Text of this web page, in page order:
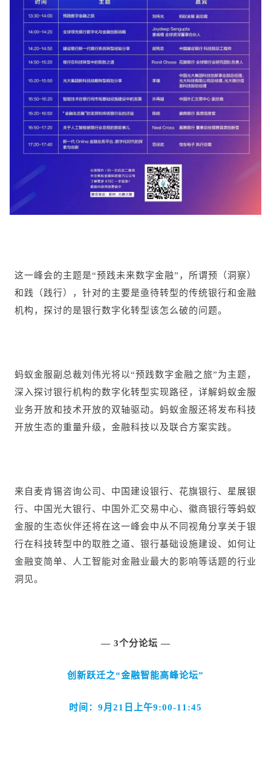
这一峰会的主题是“预践未来数字金融”，所谓预（洞察）
和践（践行），针对的主要是亟待转型的传统银行和金融
机构，探讨的是银行数字化转型该怎么破的问题。
蚂蚁金服副总裁刘伟光将以“预践数字金融之旅”为主题，
深入探讨银行机构的数字化转型实现路径，详解蚂蚁金服
业务开放和技术开放的双轴驱动。蚂蚁金服还将发布科技
开放生态的重量升级，金融科技以及联合方案实践。
来自麦肯锡咨询公司、中国建设银行、花旗银行、星展银
行、中国光大银行、中国外汇交易中心、徽商银行等蚂蚁
金服的生态伙伴还将在这一峰会中从不同视角分享关于银
行在科技转型中的取胜之道、银行基础设施建设、如何让
金融变简单、人工智能对金融业最大的影响等话题的行业
洞见。
— 3个分论坛 —
创新跃迁之“金融智能高峰论坛”
时间：9月21日上午9:00-11:45